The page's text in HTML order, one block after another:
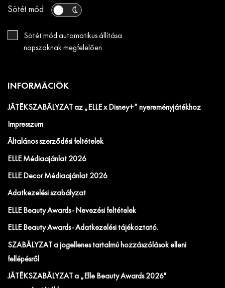
Sötét mód
Sötét mód automatikus állítása
napszaknak megfelelően
INFORMÁCIÓK
JÁTÉKSZABÁLYZAT az „ELLE x Disney+” nyereményjátékhoz
Impresszum
Általános szerződési feltételek
ELLE Médiaajánlat 2026
ELLE Decor Médiaajánlat 2026
Adatkezelési szabályzat
ELLE Beauty Awards - Nevezési feltételek
ELLE Beauty Awards - Adatkezelési tájékoztató.
SZABÁLYZAT a jogellenes tartalmú hozzászólások elleni
fellépésről
JÁTÉKSZABÁLYZAT a „Elle Beauty Awards 2026"